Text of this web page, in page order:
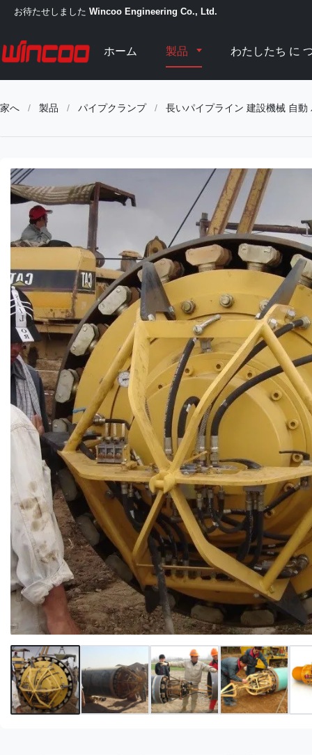
お待たせしました Wincoo Engineering Co., Ltd.
ホーム 製品 わたしたち に
家へ / 製品 / パイプクランプ / 長いパイプライン 建設機械 自